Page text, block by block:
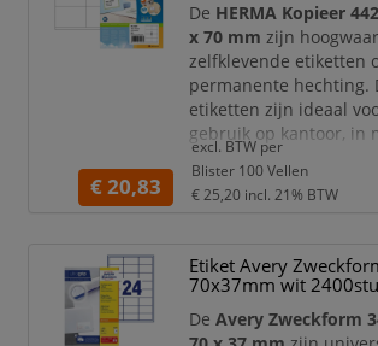
De
De HERMA Kopieer
x 70 mm zijn
zelfklevende etiketten
permanente hechting.
etiketten zijn ideaal
gebruik op kantoor, in
verzending, archivering,
productlabeling en
toepassingen. Met
over een praktische
dagelijks en efficiënt
Dankzij het ruime
€ 20,83
excl. BTW per
Blister 100 Vellen
€ 25,20 incl. 21% BTW
Etiket Avery
70x37mm wit
DeAvery Zweckform